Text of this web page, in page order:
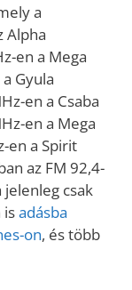
a
Alpha
en a Mega
Gyula
en a Csaba
en a Mega
en a Spirit
az FM 92,4-
jelenleg csak
isadásba
on, és több